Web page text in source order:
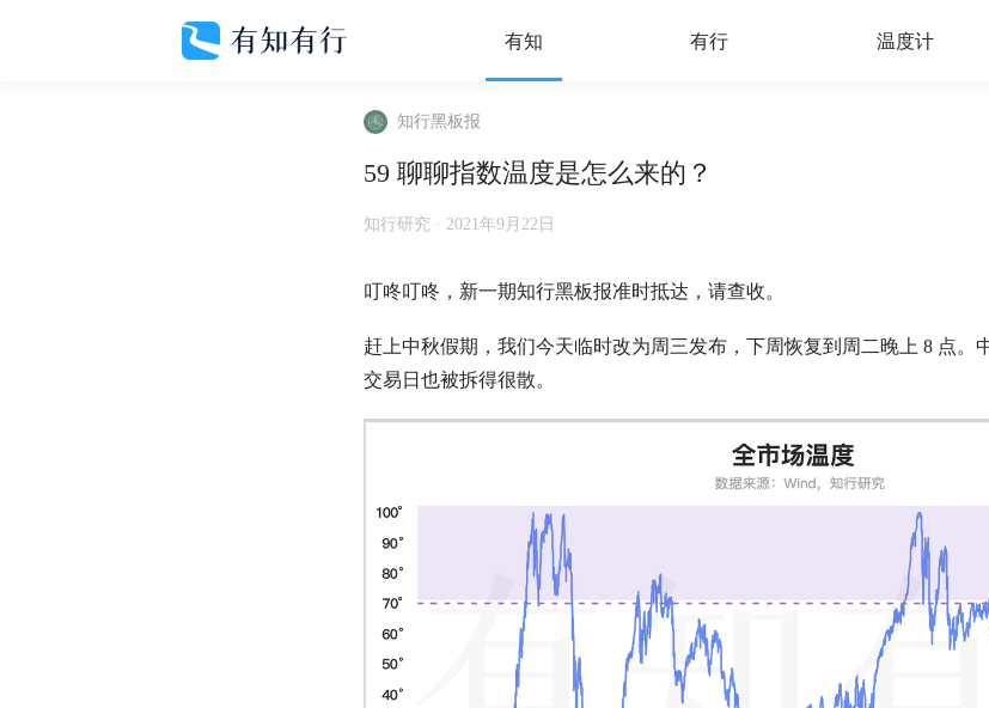
有知 有行 温度计
知行黑板报
59 聊聊指数温度是怎么来的？
知行研究 · 2021年9月22日
叮咚叮咚，新一期知行黑板报准时抵达，请查收。
赶上中秋假期，我们今天临时改为周三发布，下周恢复到周二晚上 8 点。
交易日也被拆得很散。